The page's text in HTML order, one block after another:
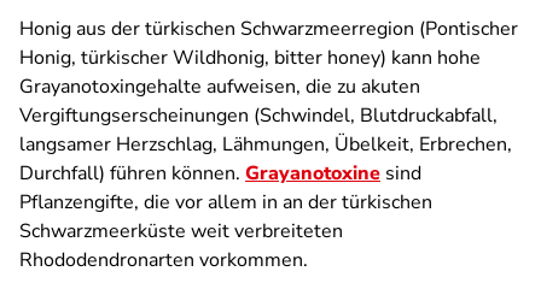
Honig aus der türkischen Schwarzmeerregion (Pontischer
Honig, türkischer Wildhonig, bitter honey) kann hohe
Grayanotoxingehalte aufweisen, die zu akuten
Vergiftungserscheinungen (Schwindel, Blutdruckabfall,
langsamer Herzschlag, Lähmungen, Übelkeit, Erbrechen,
Durchfall) führen können. Grayanotoxine sind
Pflanzengifte, die vor allem in an der türkischen
Schwarzmeerküste weit verbreiteten
Rhododendronarten vorkommen.